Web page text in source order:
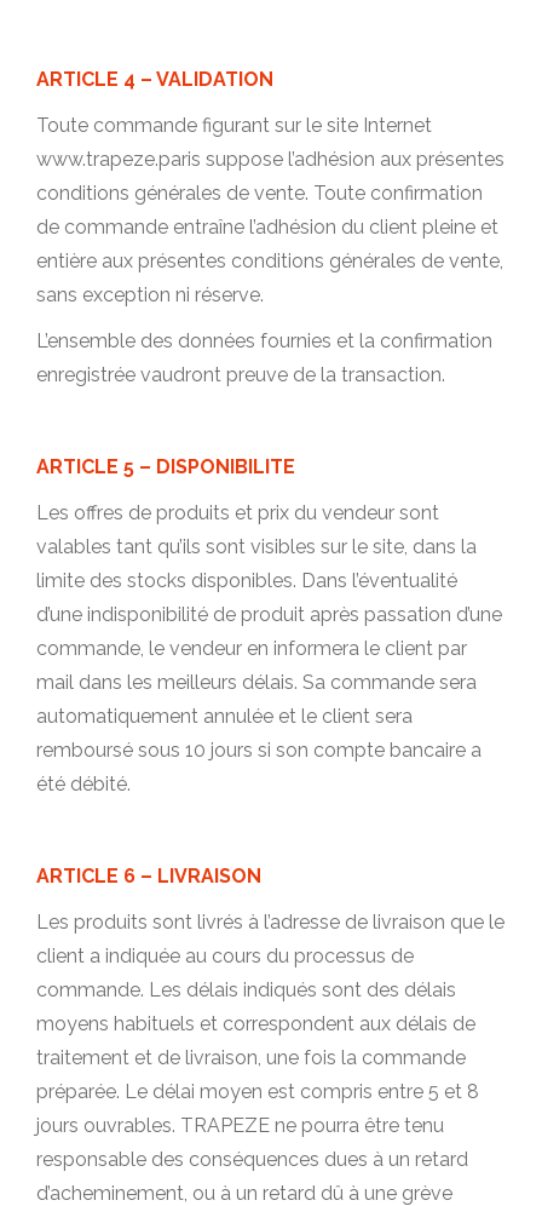
ARTICLE 4 – VALIDATION
Toute commande figurant sur le site Internet
www.trapeze.paris suppose l’adhésion aux présentes
conditions générales de vente. Toute confirmation
de commande entraîne l’adhésion du client pleine et
entière aux présentes conditions générales de vente,
sans exception ni réserve.
L’ensemble des données fournies et la confirmation
enregistrée vaudront preuve de la transaction.
ARTICLE 5 – DISPONIBILITE
Les offres de produits et prix du vendeur sont
valables tant qu’ils sont visibles sur le site, dans la
limite des stocks disponibles. Dans l’éventualité
d’une indisponibilité de produit après passation d’une
commande, le vendeur en informera le client par
mail dans les meilleurs délais. Sa commande sera
automatiquement annulée et le client sera
remboursé sous 10 jours si son compte bancaire a
été débité.
ARTICLE 6 – LIVRAISON
Les produits sont livrés à l’adresse de livraison que le
client a indiquée au cours du processus de
commande. Les délais indiqués sont des délais
moyens habituels et correspondent aux délais de
traitement et de livraison, une fois la commande
préparée. Le délai moyen est compris entre 5 et 8
jours ouvrables. TRAPEZE ne pourra être tenu
responsable des conséquences dues à un retard
d’acheminement, ou à un retard dû à une grève